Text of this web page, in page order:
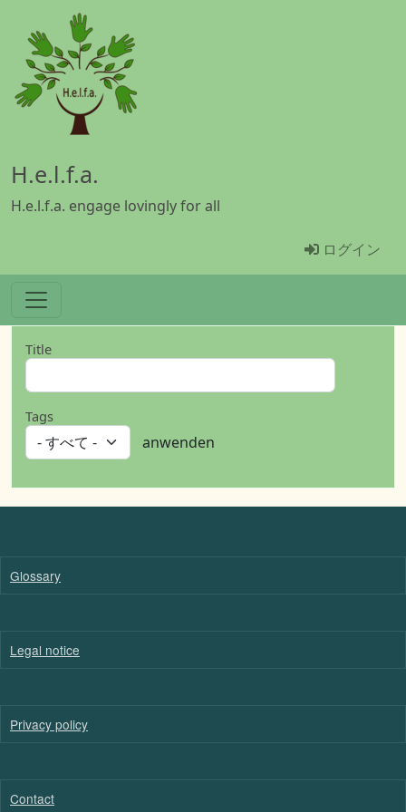
メインコンテンツに移動
H.e.l.f.a.
H.e.l.f.a. engage lovingly for all
Menü
ログイン
Title
Tags
anwenden
Glossary
Legal notice
Privacy policy
Contact